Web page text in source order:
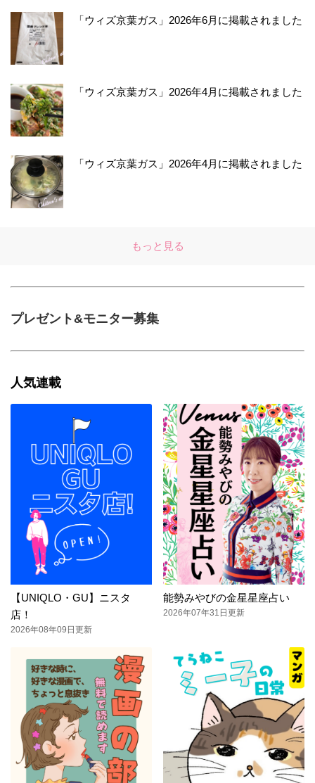
「ウィズ京葉ガス」2026年6月に掲載されました
「ウィズ京葉ガス」2026年4月に掲載されました
「ウィズ京葉ガス」2026年4月に掲載されました
もっと見る
プレゼント&モニター募集
人気連載
【UNIQLO・GU】ニスタ
店！
2026年08年09日更新
能勢みやびの金星星座占い
2026年07年31日更新